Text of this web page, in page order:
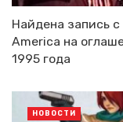
Найдена запись
America на
1995 года
НОВОСТИ